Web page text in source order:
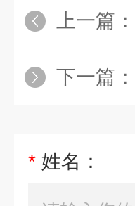
上一篇：
下一篇：
* 姓名：